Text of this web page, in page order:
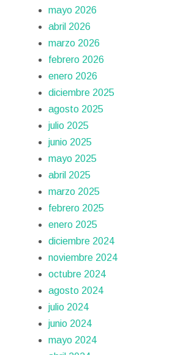
mayo 2026
abril 2026
marzo 2026
febrero 2026
enero 2026
diciembre 2025
agosto 2025
julio 2025
junio 2025
mayo 2025
abril 2025
marzo 2025
febrero 2025
enero 2025
diciembre 2024
noviembre 2024
octubre 2024
agosto 2024
julio 2024
junio 2024
mayo 2024